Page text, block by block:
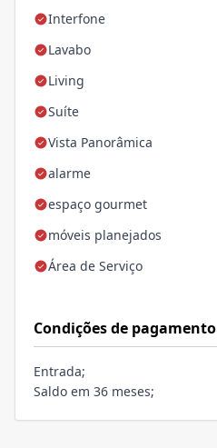
Interfone
Lavabo
Living
Suíte
Vista Panorâmica
alarme
espaço gourmet
móveis planejados
Área de Serviço
Condições de pagamento
Entrada;
Saldo em 36 meses;